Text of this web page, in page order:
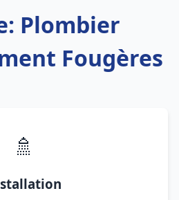
Plombier
Fougères
🚿